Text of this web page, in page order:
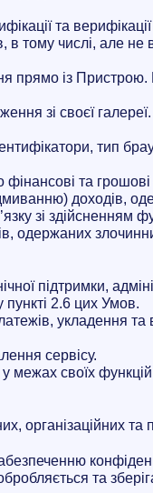
та
тому числі, але не
прямо із
зі своєї
тип
та
доходів,
зі здійсненням
одержаних
підтримки,
пункті 2.6 цих Умов.
укладення
сервісу.
межах своїх
організаційних
та